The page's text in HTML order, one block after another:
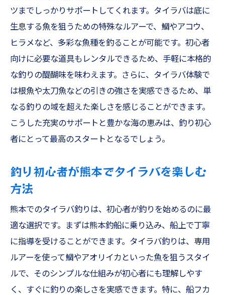
の海
初心者向けのテンヤ釣りガイド＠熊本
天草遊漁船で体験するテンヤ釣りの魅力
ワタリガニを狙うテンヤ釣りの魅力を家族
で体験
熊本釣船でのアコウ釣りを楽しむための基
家族全員でスリリングに楽しむ熊本釣船の
根魚を狙う熊本釣船での釣りの魅力
熊本の海でアコウ釣りを家族で楽しむ方法
熊本釣船でアコウや根魚を追い求めるスリ
リングな体験
ツまでしっかりサポートしてくれます。タイラバは底に
生息する魚を狙うための特殊なルアーで、鯛やアコウ、
ヒラメなど、多彩な魚種を釣ることが可能です。初心者
向けに必要な道具もレンタルできるため、手軽に本格的
な釣りの醍醐味を味わえます。さらに、タイラバ体験で
は根魚や太刀魚などの引きの強さを実感できるため、単
なる釣りの域を超えた楽しさを感じることができます。
こうした充実のサポートと豊かな海の恵みは、釣り初心
者にとって最高のスタートとなるでしょう。
釣り初心者が熊本でタイラバを楽しむ
方法
熊本でのタイラバ釣りは、初心者が釣りを始めるのに最
適な選択です。まずは熊本釣船に乗り込み、船上で丁寧
に指導を受けることができます。タイラバ釣りは、専用
ルアーを使って鯛やアオリイカといった魚を狙うスタイ
ルで、そのシンプルな仕組みが初心者にも理解しやす
く、すぐに釣りの楽しさを実感できます。特に、船フカ